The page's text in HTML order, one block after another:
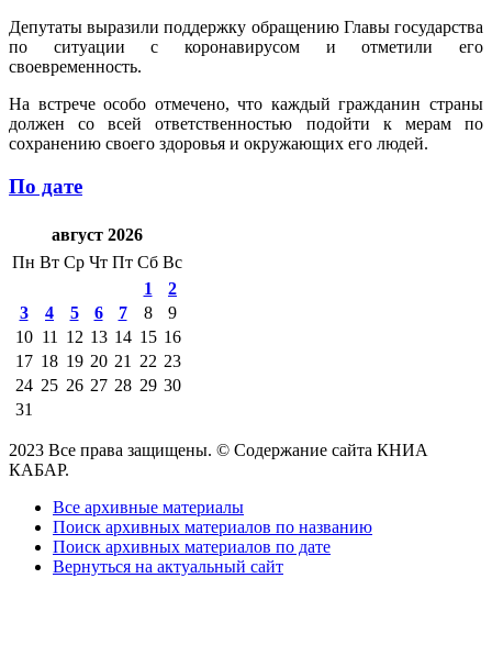
Депутаты выразили поддержку обращению Главы государства
по ситуации с коронавирусом и отметили его
своевременность.
На встрече особо отмечено, что каждый гражданин страны
должен со всей ответственностью подойти к мерам по
сохранению своего здоровья и окружающих его людей.
По дате
август 2026
Пн Вт Ср Чт Пт Сб Вс
1
2
3
4 5 6 7 8
9
10 11 12 13 14 15 16
17 18 19 20 21 22 23
24 25 26 27 28 29 30
31
2023 Все права защищены. © Содержание сайта КНИА
КАБАР.
Все архивные материалы
Поиск архивных материалов по названию
Поиск архивных материалов по дате
Вернуться на актуальный сайт